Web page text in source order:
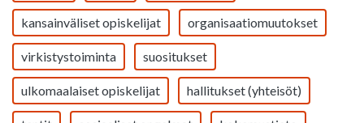
kansainväliset opiskelijat organisaatiomuutokset
virkistystoiminta suositukset
ulkomaalaiset opiskelijat hallitukset (yhteisöt)